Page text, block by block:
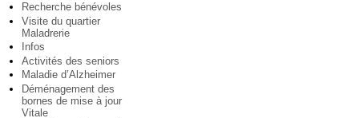
Recherche bénévoles
Visite du quartier
Maladrerie
Infos
Activités des seniors
Maladie d’Alzheimer
Déménagement des
bornes de mise à jour
Vitale